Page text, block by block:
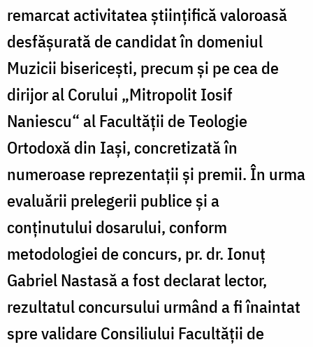
remarcat activitatea ştiinţifică valoroasă
desfăşurată de candidat în domeniul
Muzicii bisericeşti, precum şi pe cea de
dirijor al Corului „Mitropolit Iosif
Naniescu“ al Facultăţii de Teologie
Ortodoxă din Iaşi, concretizată în
numeroase reprezentaţii şi premii. În urma
evaluării prelegerii publice şi a
conţinutului dosarului, conform
metodologiei de concurs, pr. dr. Ionuţ
Gabriel Nastasă a fost declarat lector,
rezultatul concursului urmând a fi înaintat
spre validare Consiliului Facultăţii de